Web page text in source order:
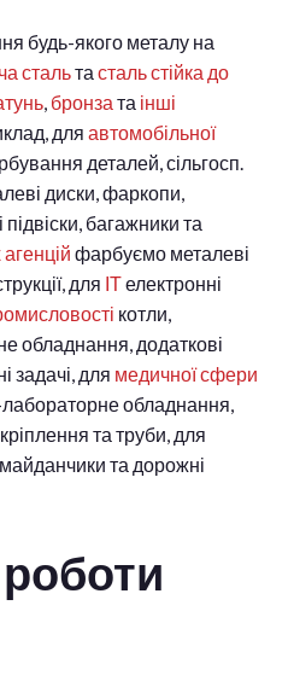
будь-якого металу на
стальта сталь стійка до
, бронза та інші
для автомобільної
деталей, сільгосп.
диски, фаркопи,
підвіски, багажники та
фарбуємо металеві
для ІТелектронні
котли,
обладнання, додаткові
задачі, для медичної сфери
обладнання,
кріплення та труби, для
майданчики та дорожні